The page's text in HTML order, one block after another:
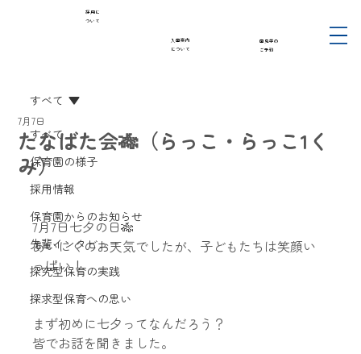
入園案内
について
採用に
ついて
園見学の
ご予約
すべて
保育園の様子
採用情報
保育園からのお知らせ
先輩インタビュー
探究型保育の実践
探求型保育への思い
すべて
たなばた会🎋（らっこ・らっこ1く
み）
7月7日
7月7日七夕の日🎋
あいにくのお天気でしたが、子どもたちは笑顔い
っぱい！
まず初めに七夕ってなんだろう？
皆でお話を聞きました。